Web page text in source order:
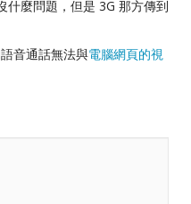
什麼問題，但是 3G 那方傳到
音通話無法與電腦網頁的視